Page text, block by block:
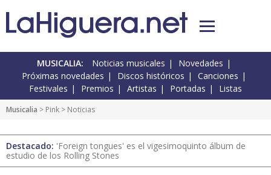
MUSICALIA: Noticias musicales
Novedades
Próximas novedades
Discos históricos
Canciones
Festivales
Premios Artistas Portadas Listas
Musicalia > Pink > Noticias
Destacado: 'Foreign tongues' es el vigesimoquinto álbum de
estudio de los Rolling Stones